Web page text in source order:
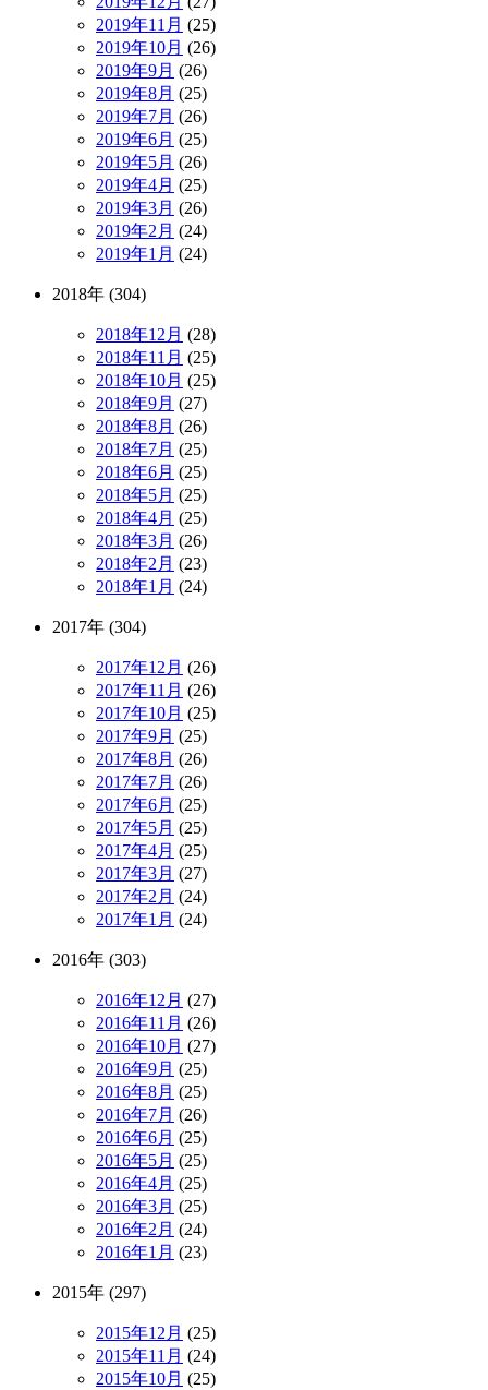
2019年11月 (25)
2019年10月 (26)
2019年9月 (26)
2019年8月 (25)
2019年7月 (26)
2019年6月 (25)
2019年5月 (26)
2019年4月 (25)
2019年3月 (26)
2019年2月 (24)
2019年1月 (24)
2018年 (304)
2018年12月 (28)
2018年11月 (25)
2018年10月 (25)
2018年9月 (27)
2018年8月 (26)
2018年7月 (25)
2018年6月 (25)
2018年5月 (25)
2018年4月 (25)
2018年3月 (26)
2018年2月 (23)
2018年1月 (24)
2017年 (304)
2017年12月 (26)
2017年11月 (26)
2017年10月 (25)
2017年9月 (25)
2017年8月 (26)
2017年7月 (26)
2017年6月 (25)
2017年5月 (25)
2017年4月 (25)
2017年3月 (27)
2017年2月 (24)
2017年1月 (24)
2016年 (303)
2016年12月 (27)
2016年11月 (26)
2016年10月 (27)
2016年9月 (25)
2016年8月 (25)
2016年7月 (26)
2016年6月 (25)
2016年5月 (25)
2016年4月 (25)
2016年3月 (25)
2016年2月 (24)
2016年1月 (23)
2015年 (297)
2015年12月 (25)
2015年11月 (24)
2015年10月 (25)